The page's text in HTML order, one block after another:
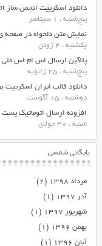
دانلود اسکریپت انجمن ساز Easy Forum Script
پنج‌شنبه ، 1 سپتامبر
نمایش متن دلخواه در صفحه
یکشنبه ، 4 ژوئن
پلاگین ارسال اس ام اس
پنج‌شنبه ، 25 ژانویه
دانلود قالب ایران اسکریپت
دوشنبه ، 15 آگوست
افزونه ارسال اتوماتیک
شنبه ، 30 جولای
بایگانی شمسی
مرداد ۱۳۹۸
(۲)
آذر ۱۳۹۷
(۱)
شهریور ۱۳۹۷
(۱)
بهمن ۱۳۹۶
(۱)
آبان ۱۳۹۶
(۱)